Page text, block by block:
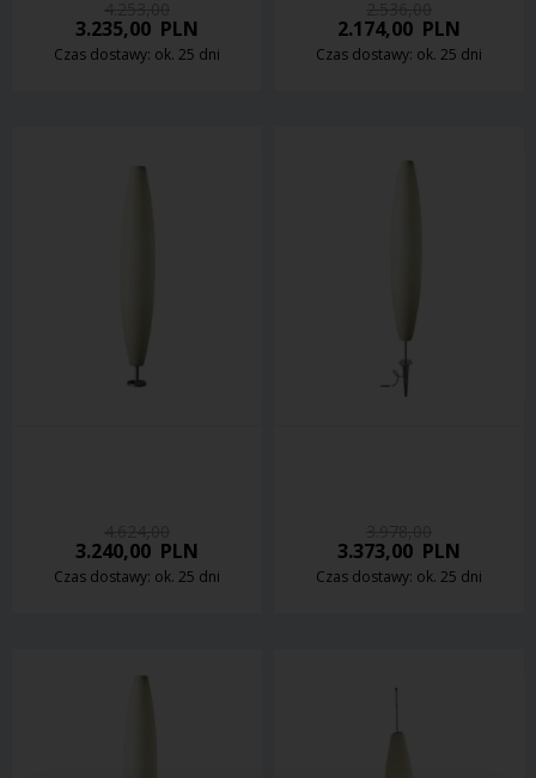
3.235,00 PLN
Czas dostawy: ok. 25 dni
2.174,00 PLN
Czas dostawy: ok. 25 dni
3.240,00 PLN
Czas dostawy: ok. 25 dni
3.373,00 PLN
Czas dostawy: ok. 25 dni